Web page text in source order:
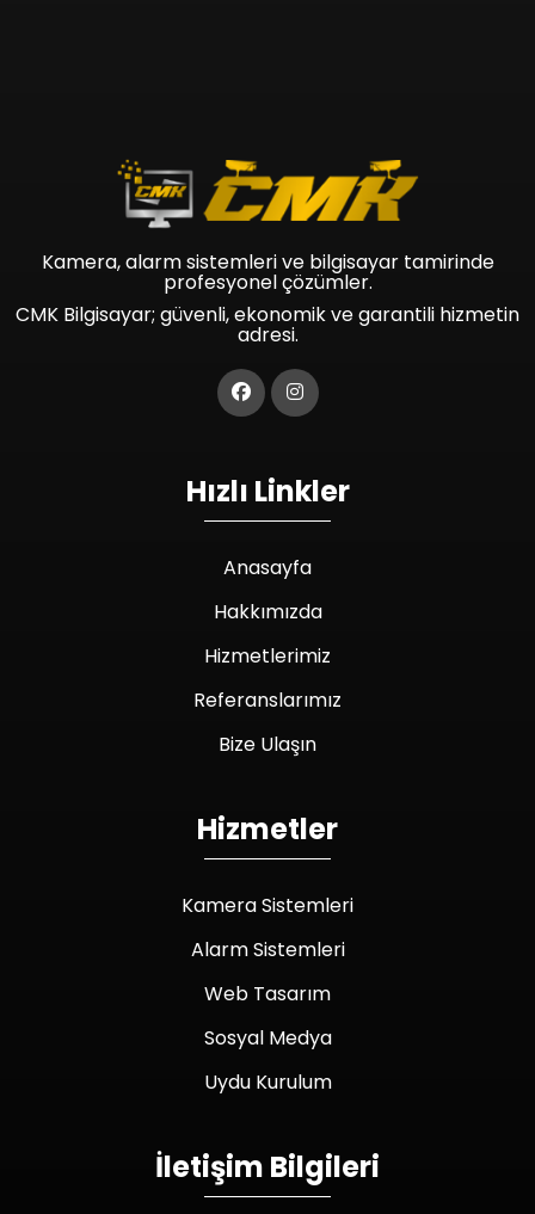
Kamera, alarm sistemleri ve bilgisayar tamirinde
profesyonel çözümler.
CMK Bilgisayar; güvenli, ekonomik ve garantili hizmetin
adresi.
Hızlı Linkler
Anasayfa
Hakkımızda
Hizmetlerimiz
Referanslarımız
Bize Ulaşın
Hizmetler
Kamera Sistemleri
Alarm Sistemleri
Web Tasarım
Sosyal Medya
Uydu Kurulum
İletişim Bilgileri